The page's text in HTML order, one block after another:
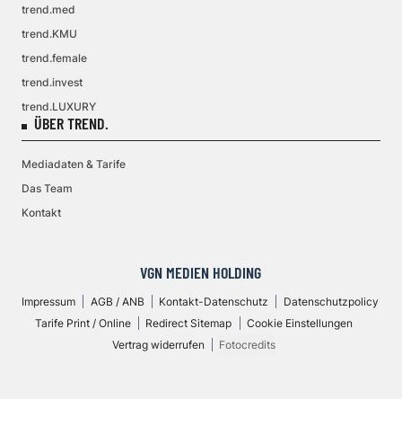
trend.med
trend.KMU
trend.female
trend.invest
trend.LUXURY
ÜBER TREND.
Mediadaten & Tarife
Das Team
Kontakt
VGN MEDIEN HOLDING
Impressum AGB / ANB Kontakt-Datenschutz
Datenschutzpolicy
Tarife Print / Online
Redirect Sitemap
Cookie Einstellungen
Vertrag widerrufen
Fotocredits